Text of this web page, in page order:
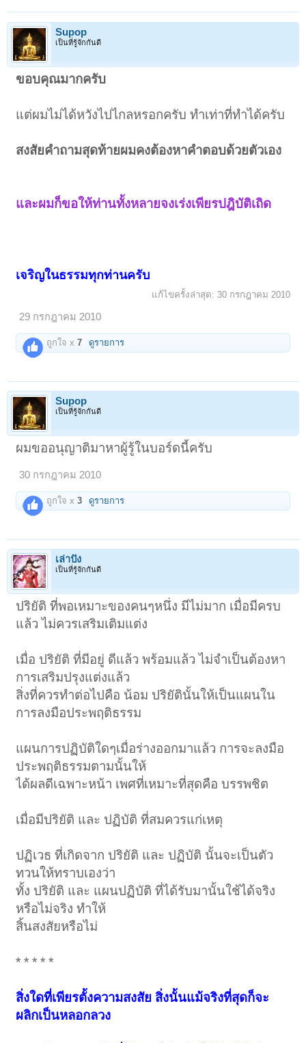
Supop
เป็นที่รู้จักกันดี
ขอบคุณมากครับ
แต่ผมไม่ได้หวังไปไกลหรอกครับ ทำเท่าที่ทำได้ครับ
สงสัยคำถามสุดท้ายผมคงต้องหาคำตอบด้วยตัวเอง
และผมก็ขอให้ท่านทั้งหลายจงเร่งเพียรปฎิบัติเถิด
เจริญในธรรมทุกท่านครับ
แก้ไขครั้งล่าสุด: 30 กรกฎาคม 2010
29 กรกฎาคม 2010
ถูกใจ x7 ดูรายการ
Supop
เป็นที่รู้จักกันดี
ผมขออนุญาติมาหาผู้รู้ในบอร์ดนี้ครับ
30 กรกฎาคม 2010
ถูกใจ x3 ดูรายการ
เล่าปัง
เป็นที่รู้จักกันดี
ปริยัติ ที่พอเหมาะของคนๆหนึ่ง มีไม่มาก เมื่อมีครบ
แล้ว ไม่ควรเสริมเติมแต่ง
เมื่อ ปริยัติ ที่มีอยู่ ดีแล้ว พร้อมแล้ว ไม่จำเป็นต้องหา
การเสริมปรุงแต่งแล้ว
สิ่งที่ควรทำต่อไปคือ น้อม ปริยัตินั้นให้เป็นแผนใน
การลงมือประพฤติธรรม
แผนการปฏิบัติใดๆเมื่อร่างออกมาแล้ว การจะลงมือ
ประพฤติธรรมตามนั้นให้
ได้ผลดีเฉพาะหน้า เพศที่เหมาะที่สุดคือ บรรพชิต
เมื่อมีปริยัติ และ ปฏิบัติ ที่สมควรแก่เหตุ
ปฏิเวธ ที่เกิดจาก ปริยัติ และ ปฏิบัติ นั้นจะเป็นตัว
ทวนให้ทราบเองว่า
ทั้ง ปริยัติ และ แผนปฏิบัติ ที่ได้รับมานั้นใช้ได้จริง
หรือไม่จริง ทำให้
สิ้นสงสัยหรือไม่
* * * * *
สิ่งใดที่เพียรตั้งความสงสัย สิ่งนั้นแม้จริงที่สุดก็จะ
ผลิกเป็นหลอกลวง